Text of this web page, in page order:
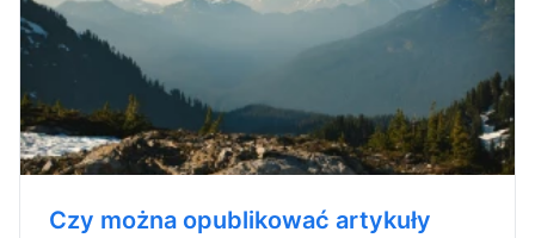
Czy można opublikować artykuły